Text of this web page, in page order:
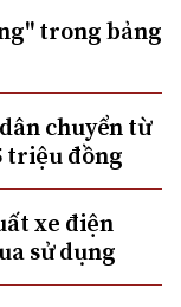
trong bảng
chuyển từ
triệu đồng
xe điện
sử dụng